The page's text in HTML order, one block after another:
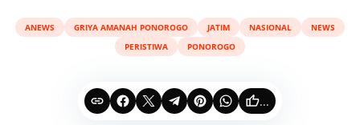
ANEWS GRIYA AMANAH PONOROGO JATIM NASIONAL
NEWS
PERISTIWA
PONOROGO
...